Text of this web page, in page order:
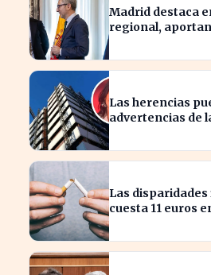
Madrid destaca
regional,
Las herencias
advertencias de
Las
cuesta 11 euros